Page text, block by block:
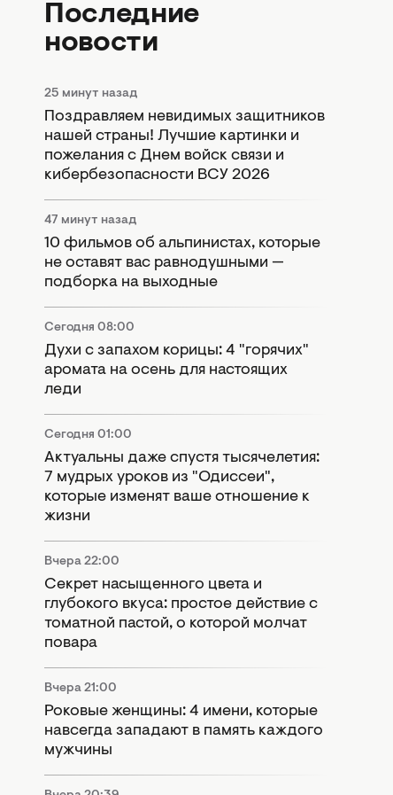
Последние
новости
25 минут назад
Поздравляем невидимых защитников
нашей страны! Лучшие картинки и
пожелания с Днем войск связи и
кибербезопасности ВСУ 2026
47 минут назад
10 фильмов об альпинистах, которые
не оставят вас равнодушными —
подборка на выходные
Сегодня 08:00
Духи с запахом корицы: 4 "горячих"
аромата на осень для настоящих
леди
Сегодня 01:00
Актуальны даже спустя тысячелетия:
7 мудрых уроков из "Одиссеи",
которые изменят ваше отношение к
жизни
Вчера 22:00
Секрет насыщенного цвета и
глубокого вкуса: простое действие с
томатной пастой, о которой молчат
повара
Вчера 21:00
Роковые женщины: 4 имени, которые
навсегда западают в память каждого
мужчины